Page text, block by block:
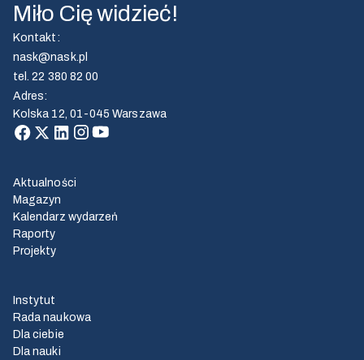
Miło Cię widzieć!
Kontakt :
nask@nask.pl
tel.22 380 82 00
Adres:
Kolska 12, 01-045 Warszawa
Aktualności
Magazyn
Kalendarz wydarzeń
Raporty
Projekty
Instytut
Rada naukowa
Dla ciebie
Dla nauki